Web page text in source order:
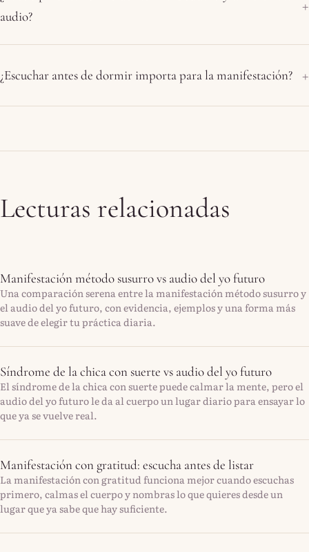
audio?
¿Escuchar antes de dormir importa para la manifestación?
Lecturas relacionadas
Manifestación método susurro vs audio del yo futuro
Una comparación serena entre la manifestación método susurro y
el audio del yo futuro, con evidencia, ejemplos y una forma más
suave de elegir tu práctica diaria.
Síndrome de la chica con suerte vs audio del yo futuro
El síndrome de la chica con suerte puede calmar la mente, pero el
audio del yo futuro le da al cuerpo un lugar diario para ensayar lo
que ya se vuelve real.
Manifestación con gratitud: escucha antes de listar
La manifestación con gratitud funciona mejor cuando escuchas
primero, calmas el cuerpo y nombras lo que quieres desde un
lugar que ya sabe que hay suficiente.